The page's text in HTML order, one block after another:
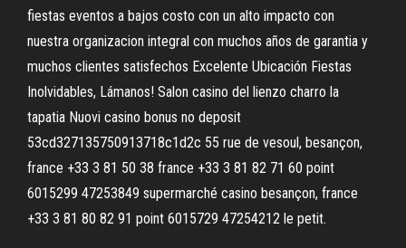
fiestas eventos a bajos costo con un alto impacto con
nuestra organizacion integral con muchos años de garantia y
muchos clientes satisfechos Excelente Ubicación Fiestas
Inolvidables, Lámanos! Salon casino del lienzo charro la
tapatia Nuovi casino bonus no deposit
53cd327135750913718c1d2c 55 rue de vesoul, besançon,
france +33 3 81 50 38 france +33 3 81 82 71 60 point
6015299 47253849 supermarché casino besançon, france
+33 3 81 80 82 91 point 6015729 47254212 le petit.